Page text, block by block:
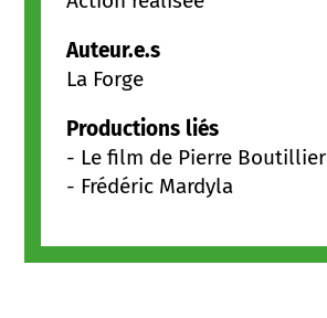
Auteur.e.s
La Forge
Productions liés
- Le film de Pierre Boutillier
- Frédéric Mardyla